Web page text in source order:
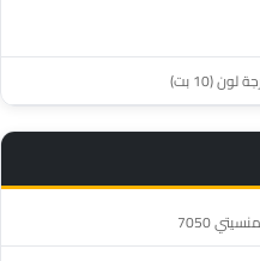
7050